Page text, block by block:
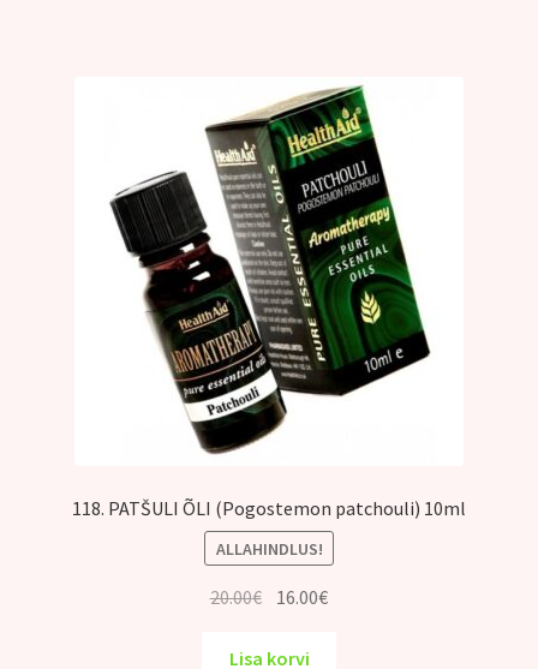
118. PATŠULI ÕLI (Pogostemon patchouli) 10ml
ALLAHINDLUS!
20.00€ Algne
oli:
16.00€Praegune
Lisa korvi